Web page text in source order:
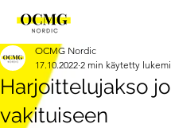
Harjoittelujakso
vakituiseen
OCMG Nordic
17.10.2022 2 min käytetty